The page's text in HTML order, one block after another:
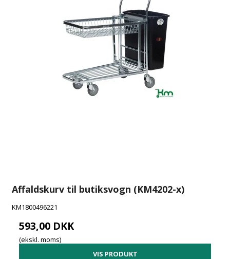
Affaldskurv til butiksvogn (KM4202-x)
KM1800496221
593,00 DKK
(ekskl. moms)
VIS PRODUKT